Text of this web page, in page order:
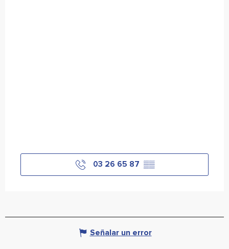
03 26 65 87 ▒▒
Señalar un error